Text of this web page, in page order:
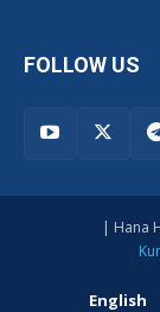
FOLLOW US
English